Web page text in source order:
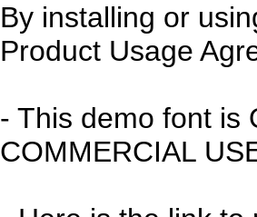
By installing or
Product Usage
- This demo font is
COMMERCIAL